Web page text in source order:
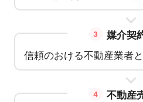
3
媒介契
信頼のおける不動産業者と
4
不動産